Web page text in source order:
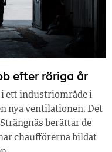
efter röriga år
ett industriområde i
nya ventilationen. Det
berättar de
chaufförerna bildat